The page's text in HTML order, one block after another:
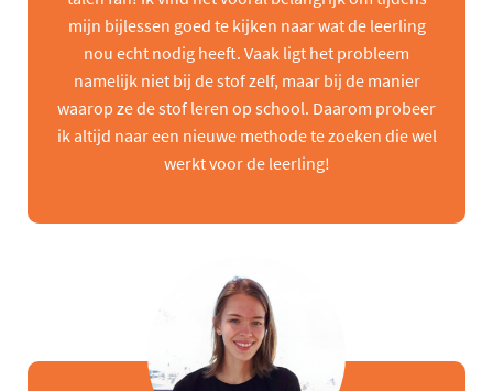
mijn bijlessen goed te kijken naar wat de leerling
nou echt nodig heeft. Vaak ligt het probleem
namelijk niet bij de stof zelf, maar bij de manier
waarop ze de stof leren op school. Daarom probeer
ik altijd naar een nieuwe methode te zoeken die wel
werkt voor de leerling!